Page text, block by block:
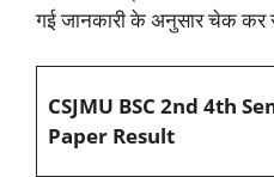
गई जानकारी के अनुसार चेक
CSJMU BSC 2nd 4th
Paper Result